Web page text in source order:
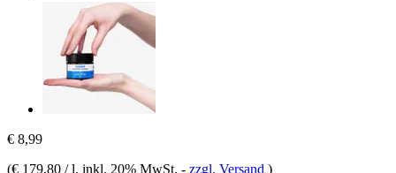
€ 8,99
(€ 179,80 / l, inkl. 20% MwSt. - zzgl. Versand )